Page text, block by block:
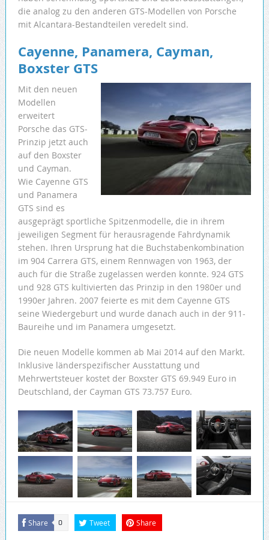
die analog zu den anderen GTS-Modellen von Porsche
mit Alcantara-Bestandteilen veredelt sind.
Cayenne, Panamera, Cayman,
Boxster GTS
Mit den neuen
Modellen
erweitert
Porsche das GTS-
Prinzip jetzt auch
auf den Boxster
und Cayman.
Wie Cayenne GTS
und Panamera
GTS sind es
ausgeprägt sportliche Spitzenmodelle, die in ihrem
jeweiligen Segment für herausragende Fahrdynamik
stehen. Ihren Ursprung hat die Buchstabenkombination
im 904 Carrera GTS, einem Rennwagen von 1963, der
auch für die Straße zugelassen werden konnte. 924 GTS
und 928 GTS kultivierten das Prinzip in den 1980er und
1990er Jahren. 2007 feierte es mit dem Cayenne GTS
seine Wiedergeburt und wurde danach auch in der 911-
Baureihe und im Panamera umgesetzt.
Die neuen Modelle kommen ab Mai 2014 auf den Markt.
Inklusive länderspezifischer Ausstattung und
Mehrwertsteuer kostet der Boxster GTS 69.949 Euro in
Deutschland, der Cayman GTS 73.757 Euro.
Share 0 Tweet Share